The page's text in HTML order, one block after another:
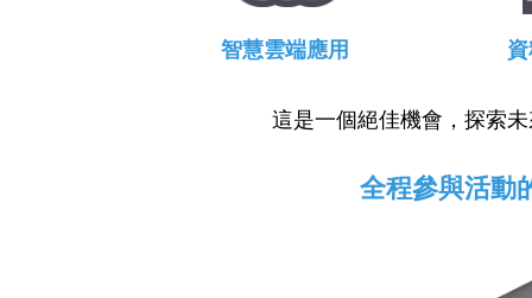
智慧雲端應用
這是一個絕佳機會，探索
全程參與活動